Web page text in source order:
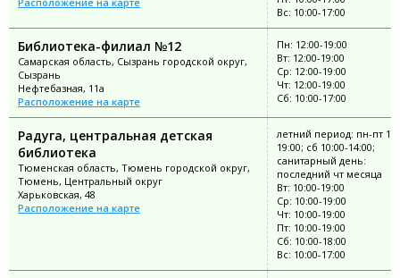
Вс: 10:00-17:00
Библиотека-филиал №12
Самарская область, Сызрань городской округ,
Сызрань
Нефтебазная, 11а
Расположение на карте
Пн: 12:00-19:00
Вт: 12:00-19:00
Ср: 12:00-19:00
Чт: 12:00-19:00
Сб: 10:00-17:00
Радуга, центральная детская
библиотека
Тюменская область, Тюмень городской округ,
Тюмень, Центральный округ
Харьковская, 48
Расположение на карте
летний период: пн-пт
19:00; сб 10:00-14:00;
санитарный день:
последний чт месяца
Вт: 10:00-19:00
Ср: 10:00-19:00
Чт: 10:00-19:00
Пт: 10:00-19:00
Сб: 10:00-18:00
Вс: 10:00-17:00